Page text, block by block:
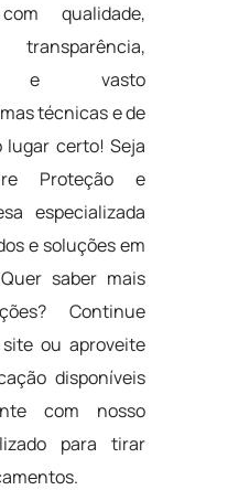
qualidade,
e vasto
técnicas e de
lugar certo! Seja
Proteção e
especializada
e soluções em
saber mais
Continue
ou aproveite
disponíveis
com nosso
para tirar